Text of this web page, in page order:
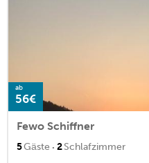
ab
56€
Fewo Schiffner
5Gäste · 2Schlafzimmer